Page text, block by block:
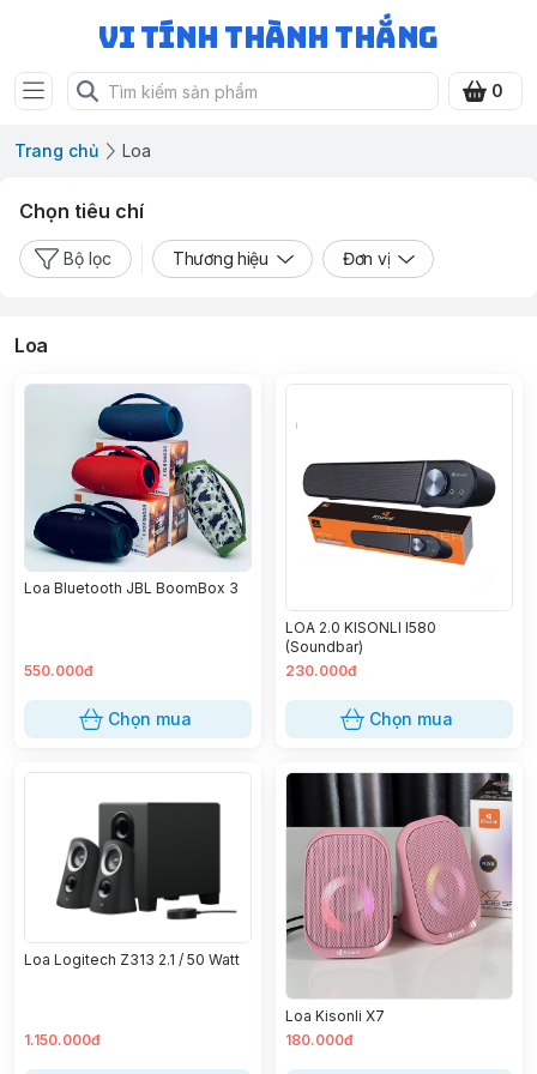
Vi Tính Thành Thắng
0
Trang chủ Loa
Chọn tiêu chí
Bộ lọc Thương hiệu Đơn vị
Loa
Loa Bluetooth JBL BoomBox 3
550.000đ
Chọn mua
LOA 2.0 KISONLI I580
(Soundbar)
230.000đ
Chọn mua
Loa Logitech Z313 2.1 / 50 Watt
1.150.000đ
Loa Kisonli X7
180.000đ